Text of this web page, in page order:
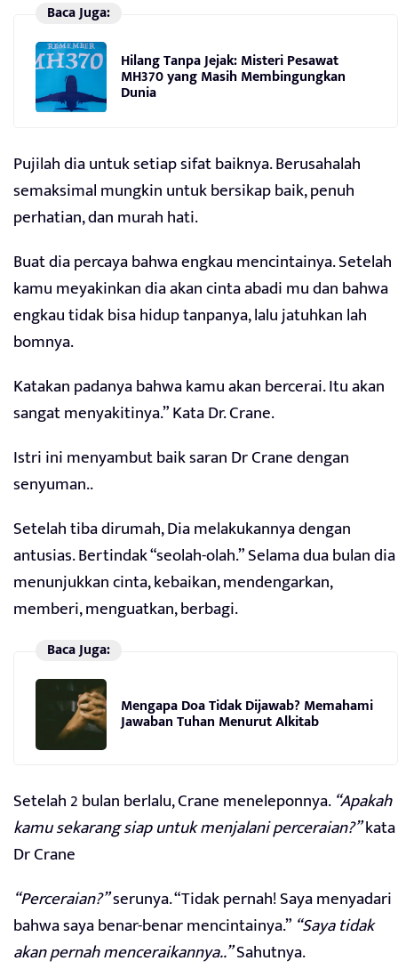
Baca Juga:
Hilang Tanpa Jejak: Misteri Pesawat
MH370 yang Masih Membingungkan
Dunia
Pujilah dia untuk setiap sifat baiknya. Berusahalah
semaksimal mungkin untuk bersikap baik, penuh
perhatian, dan murah hati.
Buat dia percaya bahwa engkau mencintainya. Setelah
kamu meyakinkan dia akan cinta abadi mu dan bahwa
engkau tidak bisa hidup tanpanya, lalu jatuhkan lah
bomnya.
Katakan padanya bahwa kamu akan bercerai. Itu akan
sangat menyakitinya.” Kata Dr. Crane.
Istri ini menyambut baik saran Dr Crane dengan
senyuman..
Setelah tiba dirumah, Dia melakukannya dengan
antusias. Bertindak “seolah-olah.” Selama dua bulan dia
menunjukkan cinta, kebaikan, mendengarkan,
memberi, menguatkan, berbagi.
Baca Juga:
Mengapa Doa Tidak Dijawab? Memahami
Jawaban Tuhan Menurut Alkitab
Setelah 2 bulan berlalu, Crane meneleponnya.“Apakah
kamu sekarang siap untuk menjalani perceraian?”kata
Dr Crane
“Perceraian?”serunya. “Tidak pernah! Saya menyadari
bahwa saya benar-benar mencintainya.” “Saya tidak
akan pernah menceraikannya..”Sahutnya.